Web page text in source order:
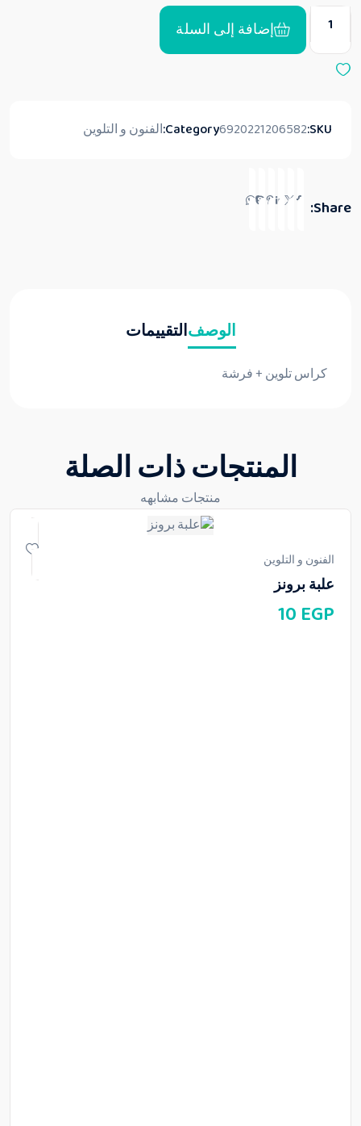
ن
إضافة إلى السلة
SKU:
6920221206582
Category: الفنون و التلوين
Share:
الوصفالتقييمات
كراس تلوين + فرشة
المنتجات ذات الصلة
منتجات مشابهه
الفنون و التلوين
علبة برونز
10 EGP